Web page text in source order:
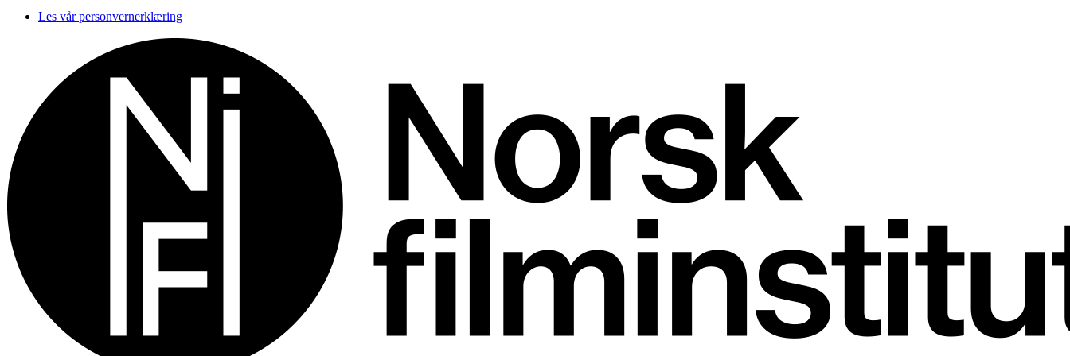
Les vår personvernerklæring